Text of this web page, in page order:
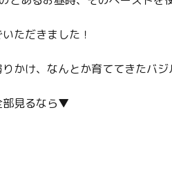
ただきました！
りかけ、なんとか育ててきたバ
部見るなら▼